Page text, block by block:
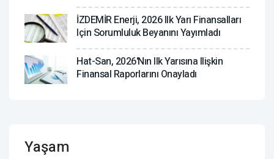
İZDEMİR Enerji, 2026 Ilk Yarı Finansalları
Için Sorumluluk Beyanını Yayımladı
Hat-San, 2026'nın Ilk Yarısına Ilişkin
Finansal Raporlarını Onayladı
Yaşam